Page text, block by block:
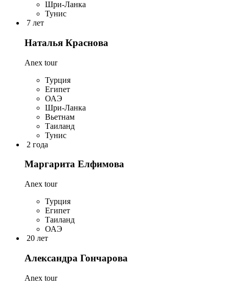
Шри-Ланка
Тунис
7 лет
Наталья Краснова
Anex tour
Турция
Египет
ОАЭ
Шри-Ланка
Вьетнам
Таиланд
Тунис
2 года
Маргарита Елфимова
Anex tour
Турция
Египет
Таиланд
ОАЭ
20 лет
Александра Гончарова
Anex tour